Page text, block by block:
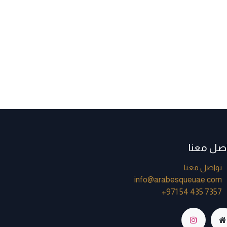
معنا
تواصل معنا
info@arabesqueuae.com
+971 54 435 7357